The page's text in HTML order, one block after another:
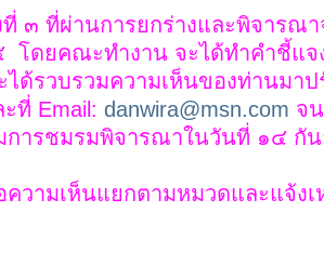
๓ ที่ผ่านการยกร่างและพิจารณ
ดยคณะทำงาน จะได้ทำคำชี้แจ
ด้รวบรวมความเห็นของท่านมา
ที่ Email: danwira@msn.com จ
การชมรมพิจารณาในวันที่ ๑๔ กั
วามเห็นแยกตามหมวดและแจ้งเ